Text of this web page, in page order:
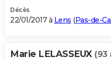
Décès
22/01/2017 à Lens (Pas-de-
Marie LELASSEUX (93